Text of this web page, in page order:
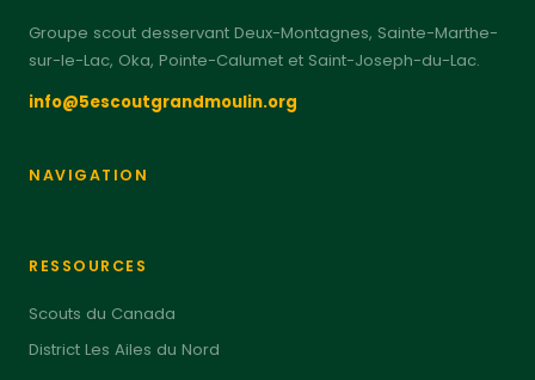
Groupe scout desservant Deux-Montagnes, Sainte-Marthe-
sur-le-Lac, Oka, Pointe-Calumet et Saint-Joseph-du-Lac.
info@5escoutgrandmoulin.org
NAVIGATION
RESSOURCES
Scouts du Canada
District Les Ailes du Nord